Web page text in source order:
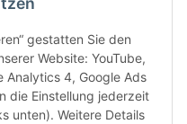
gestatten Sie den
Website: YouTube,
Analytics 4, Google Ads
die Einstellung jederzeit
unten). Weitere Details